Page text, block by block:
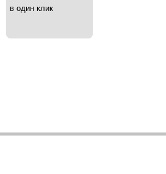
в один клик